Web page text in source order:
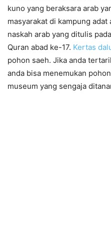
kuno yang beraksara arab
masyarakat di kampung
naskah arab yang ditulis
Quran abad ke-17. Kertas
pohon saeh. Jika anda
anda bisa menemukan
museum yang sengaja